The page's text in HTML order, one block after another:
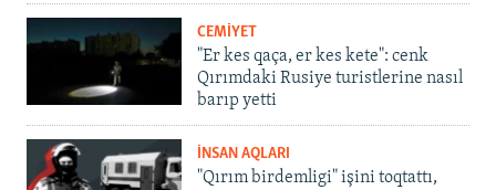
CEMİYET
"Er kes qaça, er kes kete": cenk
Qırımdaki Rusiye turistlerine nasıl
barıp yetti
İNSAN AQLARI
"Qırım birdemligi" işini toqtattı,